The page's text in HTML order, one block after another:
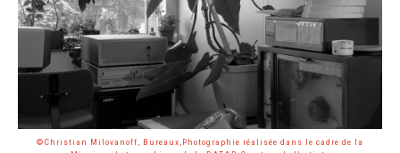
©Christian Milovanoff, Bureaux,Photographie réalisée dans le cadre de la